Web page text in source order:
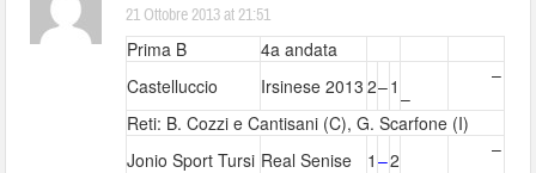
21 Ottobre 2013 at 21:51
Prima B
4a andata
Castelluccio
Irsinese 2013 2–1 –
–
Reti: B. Cozzi e Cantisani (C), G. Scarfone (I)
Jonio Sport Tursi Real Senise 1 –2 –